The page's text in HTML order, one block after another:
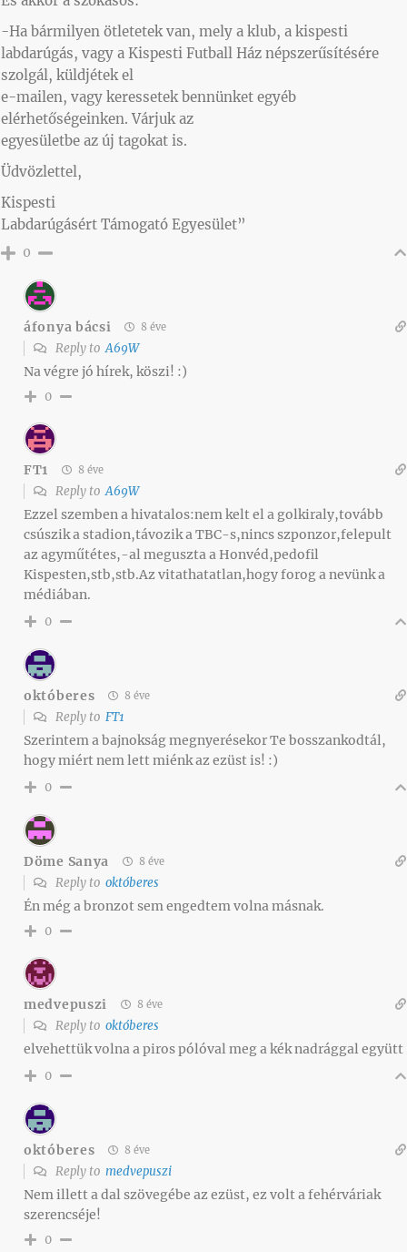
-Ha bármilyen ötletetek van, mely a klub, a kispesti
labdarúgás, vagy a Kispesti Futball Ház népszerűsítésére
szolgál, küldjétek el
e-mailen, vagy keressetek bennünket egyéb
elérhetőségeinken. Várjuk az
egyesületbe az új tagokat is.
Üdvözlettel,
Kispesti
Labdarúgásért Támogató Egyesület”
0
áfonya bácsi 8 éve
Reply toA69W
Na végre jó hírek, köszi! :)
0
FT1 8 éve
Reply toA69W
Ezzel szemben a hivatalos:nem kelt el a golkiraly,tovább
csúszik a stadion,távozik a TBC-s,nincs szponzor,felepult
az agyműtétes,-al meguszta a Honvéd,pedofil
Kispesten,stb,stb.Az vitathatatlan,hogy forog a nevünk a
médiában.
0
októberes 8 éve
Reply to FT1
Szerintem a bajnokság megnyerésekor Te bosszankodtál,
hogy miért nem lett miénk az ezüst is! :)
0
Döme Sanya 8 éve
Reply to októberes
Én még a bronzot sem engedtem volna másnak.
0
medvepuszi 8 éve
Reply to októberes
elvehettük volna a piros pólóval meg a kék nadrággal együtt
0
októberes 8 éve
Reply to medvepuszi
Nem illett a dal szövegébe az ezüst, ez volt a fehérváriak
szerencséje!
0